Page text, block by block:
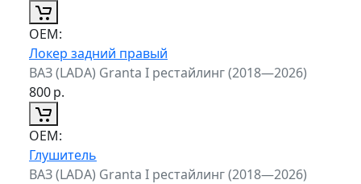
ОЕМ:
Локер задний правый
ВАЗ (LADA) Granta I рестайлинг (2018—2026)
800р.
ОЕМ:
Глушитель
ВАЗ (LADA) Granta I рестайлинг (2018—2026)